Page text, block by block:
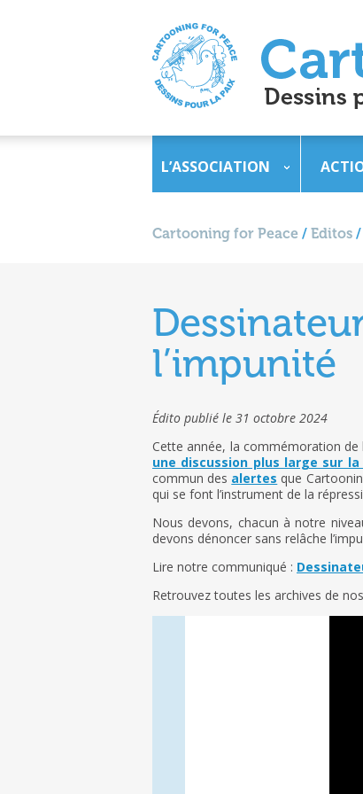
L’ASSOCIATION
Cartooning for Peace / Editos /
l’impunité
Édito publié le 31 octobre 2024
Cette année, la commémoration
une discussion plus large sur
commun des alertes que
qui se font l’instrument de la
Nous devons, chacun à notre
devons dénoncer sans relâche
Lire notre communiqué :
Retrouvez toutes les archives de